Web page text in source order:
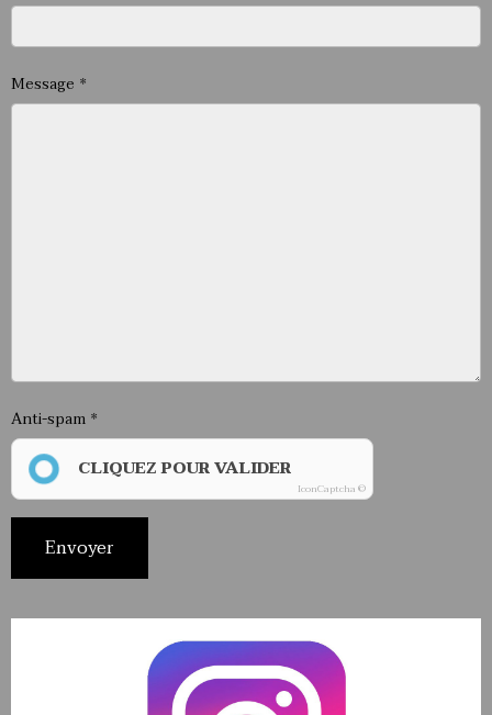
Message
Anti-spam
CLIQUEZ POUR VALIDER
IconCaptcha ©
Envoyer